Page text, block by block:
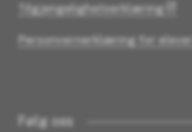
Tilgjengelighetserklæring
Personvernerklæring for elever
Følg oss